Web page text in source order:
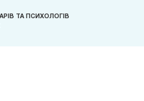
ТА ПСИХОЛОГІВ